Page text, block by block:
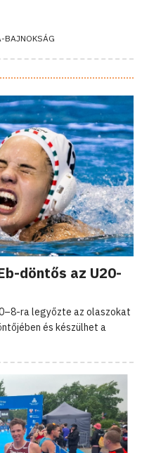
BAJNOKSÁG
döntős az U20-
ra legyőzte az olaszokat
és készülhet a